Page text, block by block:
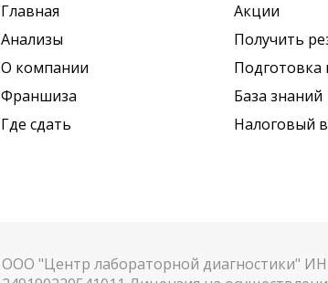
Главная
Анализы
О компании
Франшиза
Где сдать
Акции
Получить
Подготовка
База знаний
Налоговый
ООО "Центр лабораторной диагностики"